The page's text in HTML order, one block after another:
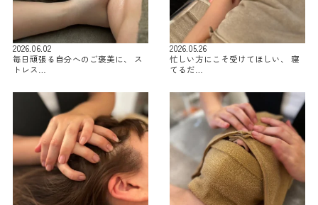
2026.06.02
毎日頑張る自分へのご褒美に、 ス
トレス…
2026.05.26
忙しい方にこそ受けてほしい、 寝
てるだ…